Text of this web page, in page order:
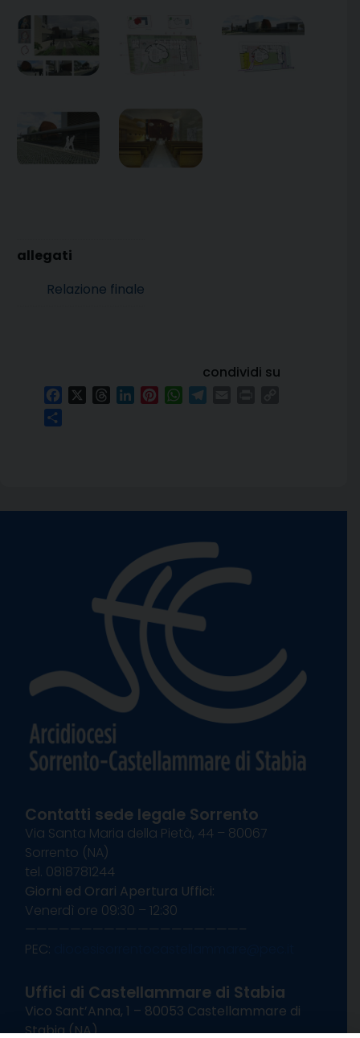
Relazione finale
condividi su
FacebookThreadsLinkedInPinterestWhatsApp
Contatti sede legale Sorrento
Via Santa Maria della Pietà, 44 – 80067
Sorrento (NA)
tel. 0818781244
Giorni ed Orari Apertura Uffici:
Venerdì ore 09:30 – 12:30
———————————————————–
PEC:
Uffici di Castellammare di Stabia
Vico Sant’Anna, 1 – 80053 Castellammare di
Stabia (NA)